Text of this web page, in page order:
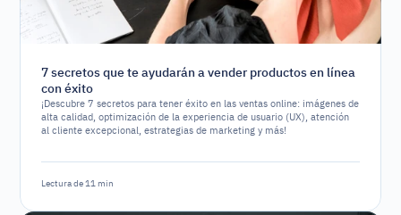
7 secretos que te ayudarán a vender productos en línea
con éxito
¡Descubre 7 secretos para tener éxito en las ventas online: imágenes de
alta calidad, optimización de la experiencia de usuario (UX), atención
al cliente excepcional, estrategias de marketing y más!
Lectura de 11 min